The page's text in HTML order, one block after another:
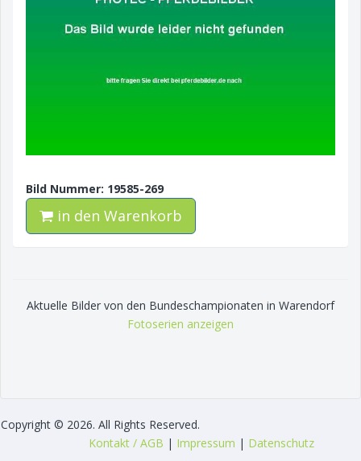
Bild Nummer: 19585-269
in den Warenkorb
Aktuelle Bilder von den Bundeschampionaten in Warendorf
Fotoserien anzeigen
Copyright © 2026. All Rights Reserved.
Kontakt / AGB | Impressum | Datenschutz